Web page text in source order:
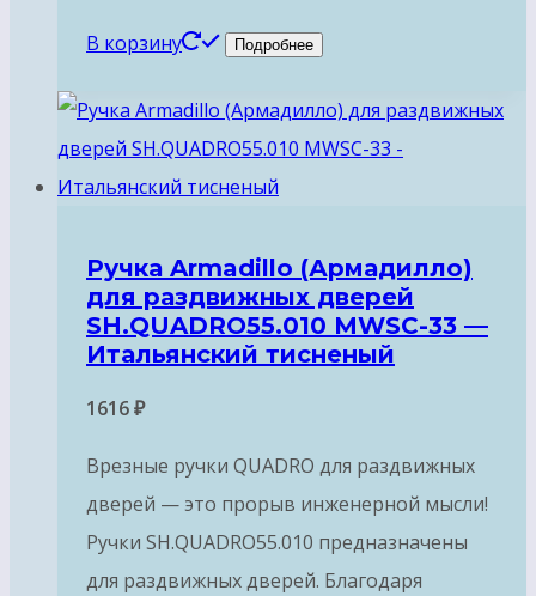
В корзину Подробнее
Ручка Armadillo (Армадилло)
для раздвижных дверей
SH.QUADRO55.010 MWSC-33 —
Итальянский тисненый
1616₽
Врезные ручки QUADRO для раздвижных
дверей — это прорыв инженерной мысли!
Ручки SH.QUADRO55.010 предназначены
для раздвижных дверей. Благодаря